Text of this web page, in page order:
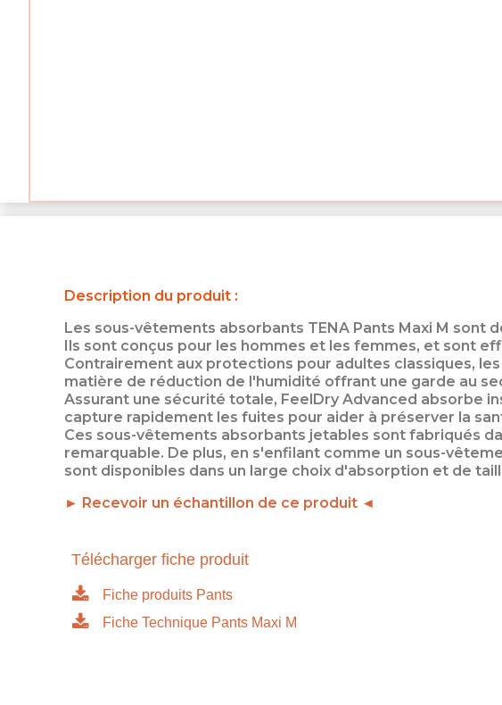
Description du produit :
Les sous-vêtements absorbants TENA Pants Maxi M sont
Ils sont conçus pour les hommes et les femmes, et sont
Contrairement aux protections pour adultes classiques,
matière de réduction de l'humidité offrant une garde au
Assurant une sécurité totale, FeelDry Advanced absorbe
capture rapidement les fuites pour aider à préserver la
Ces sous-vêtements absorbants jetables sont fabriqués
remarquable. De plus, en s'enfilant comme un sous-
sont disponibles dans un large choix d'absorption et de
► Recevoir un échantillon de ce produit ◄
Télécharger fiche produit
Fiche produits Pants
Fiche Technique Pants Maxi M